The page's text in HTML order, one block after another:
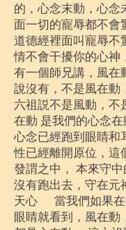
的，心念末動，心念
面一切的寵辱都不會
道德經裡面叫寵辱不
情不會干擾你的心神
有一個師兄講，風在
說沒有，不是風在動
六祖説不是風動，不
在動 是我們的心念
心念已經跑到眼睛和
性已經離開原位，這
發謂之中， 本來守
沒有跑出去，守在元
天心 當我們如果在
眼睛就看到，風在動